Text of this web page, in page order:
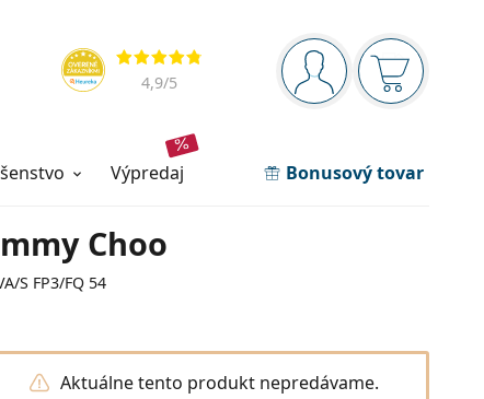
Navigačný panel
ste prihláseníNákupný
Hodnotenia
4,9/5
výpredaj Bonusový tovar
Choo
S FP3/FQ 54
Aktuálne tento produkt nepredávame.